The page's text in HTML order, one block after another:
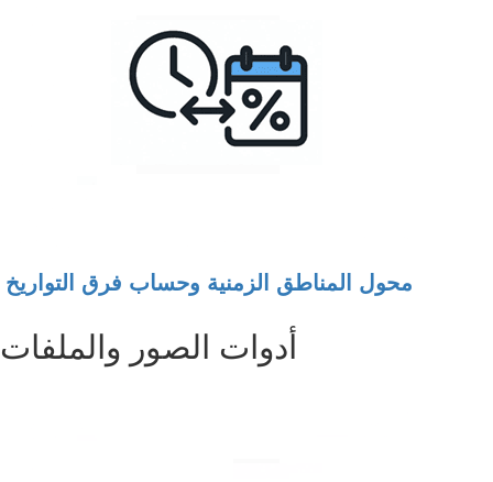
محول المناطق الزمنية وحساب فرق التواريخ
أدوات الصور والملفات